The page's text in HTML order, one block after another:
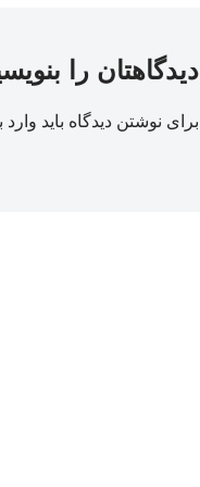
دیدگاهتان را
برای نوشتن دیدگاه باید وارد